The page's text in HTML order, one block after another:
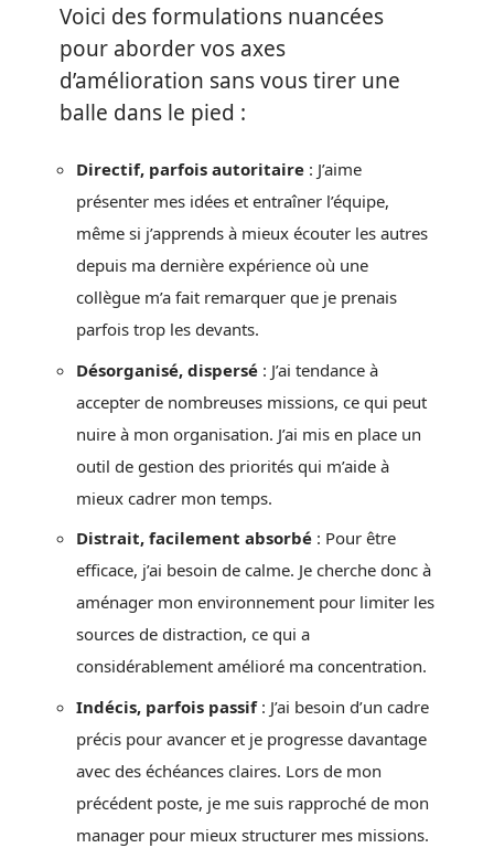
Voici des formulations nuancées
pour aborder vos axes
d’amélioration sans vous tirer une
balle dans le pied :
Directif, parfois autoritaire : J’aime
présenter mes idées et entraîner l’équipe,
même si j’apprends à mieux écouter les autres
depuis ma dernière expérience où une
collègue m’a fait remarquer que je prenais
parfois trop les devants.
Désorganisé, dispersé : J’ai tendance à
accepter de nombreuses missions, ce qui peut
nuire à mon organisation. J’ai mis en place un
outil de gestion des priorités qui m’aide à
mieux cadrer mon temps.
Distrait, facilement absorbé : Pour être
efficace, j’ai besoin de calme. Je cherche donc à
aménager mon environnement pour limiter les
sources de distraction, ce qui a
considérablement amélioré ma concentration.
Indécis, parfois passif: J’ai besoin d’un cadre
précis pour avancer et je progresse davantage
avec des échéances claires. Lors de mon
précédent poste, je me suis rapproché de mon
manager pour mieux structurer mes missions.